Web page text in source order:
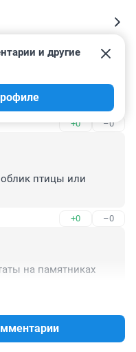
собакой то она
+0 –0
и другие
птицы или
+0 –0
на памятниках